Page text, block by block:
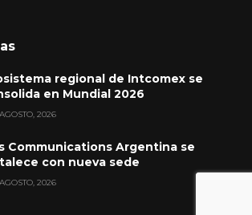
regional de Intcomex se
en Mundial 2026
2026
Communications Argentina se
con nueva sede
2026